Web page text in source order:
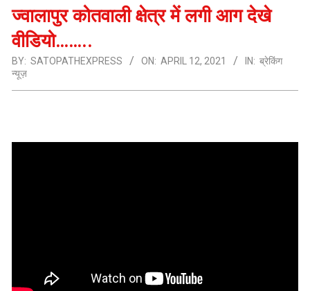
ज्वालापुर कोतवाली क्षेत्र में लगी आग देखे
वीडियो……..
BY: SATOPATHEXPRESS ON: APRIL 12, 2021 IN: ब्रेकिंग
न्यूज़